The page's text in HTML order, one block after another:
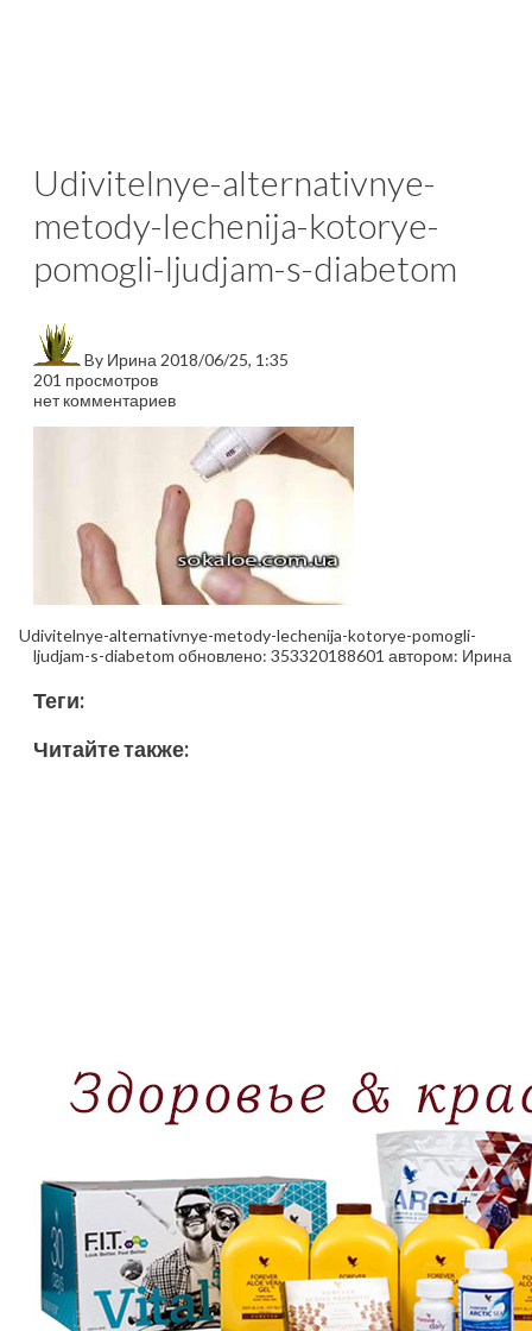
Udivitelnye-alternativnye-
metody-lechenija-kotorye-
pomogli-ljudjam-s-diabetom
By Ирина 2018/06/25, 1:35
201 просмотров
нет комментариев
Udivitelnye-alternativnye-metody-lechenija-kotorye-pomogli-
ljudjam-s-diabetom обновлено: 353320188601 автором: Ирина
Теги:
Читайте также: